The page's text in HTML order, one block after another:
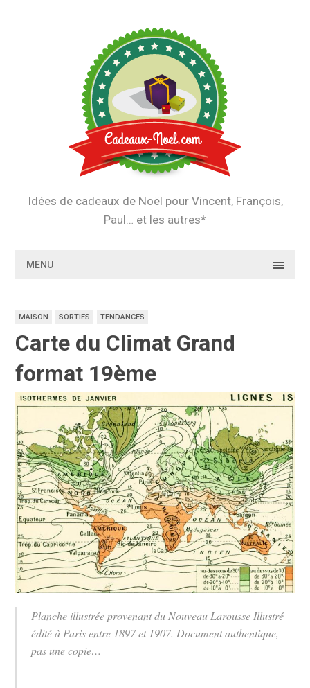
Idées de cadeaux de Noël pour Vincent, François,
Paul… et les autres*
MENU
MAISON SORTIES TENDANCES
Carte du Climat Grand
format 19ème
Planche illustrée provenant du Nouveau Larousse Illustré
édité à Paris entre 1897 et 1907. Document authentique,
pas une copie…